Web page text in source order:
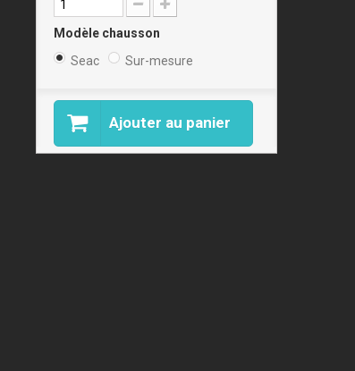
Modèle chausson
Seac
Sur-mesure
Ajouter au panier